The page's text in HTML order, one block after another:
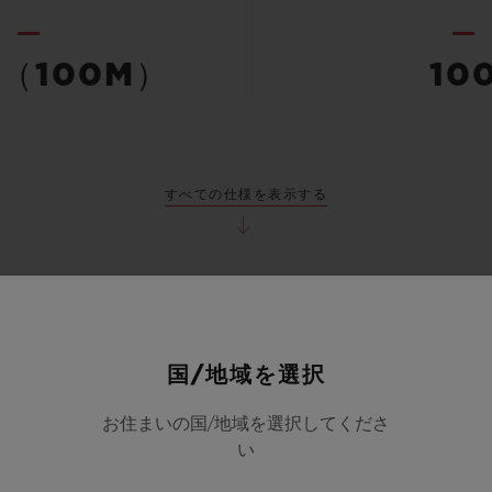
100M）
すべての仕様を表示する
国/地域を選択
お住まいの国/地域を選択してくださ
い